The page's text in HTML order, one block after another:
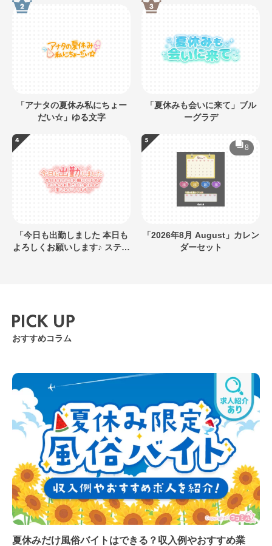
「アナタの夏休み私にちょー
だい☆」ゆる文字
「夏休みも会いに来て」ブル
ーグラデ
「今日も出勤しました 本日も
よろしくお願いします♪ ステキ
8
「2026年8月 August」カレン
ダーセット
おすすめコラム
夏休みだけ風俗バイトはできる？収入例やおすすめ業